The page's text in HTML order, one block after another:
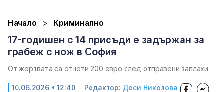
Начало Криминално
17-годишен с 14 присъди е задържан за
грабеж с нож в София
От жертвата са отнети 200 евро след отправени заплахи
10.06.2026 • 12:40 Редактор: Деси Николова